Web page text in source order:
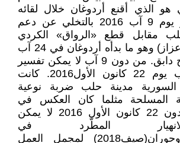
هو الذي أقنع أردوغان خلال لقائه
بوتين في موسكو يوم 9 آب 2016 بالتخلي عن دعم
مقابل قطع «الرواق» الكردي
(جرابلس- الباب- أعزاز) وهو ما بدأه أردوغان في 24 آب
بذكرى معركة مرج دابق. من دون 9 آب لا يمكن تفسير
ما جرى في حلب يوم 22 كانون الأول2016. كانت
السورية مدينة حلب ضربة نوعية
المسلحة مثلما كان العكس في
تموز2012. ومن دون 22 كانون الأول 2016 لا يمكن
المطّرد في
الغوطة(ربيع2018)وحوران(صيف2018) لمجمل العمل